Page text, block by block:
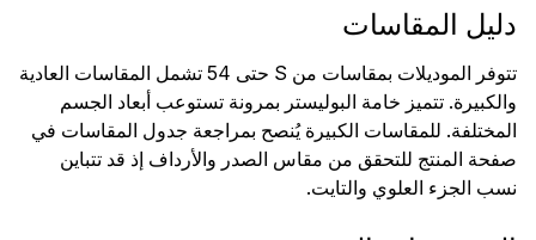
دليل المقاسات
تتوفر الموديلات بمقاسات من S حتى 54 تشمل المقاسات العادية
والكبيرة. تتميز خامة البوليستر بمرونة تستوعب أبعاد الجسم
المختلفة. للمقاسات الكبيرة يُنصح بمراجعة جدول المقاسات في
صفحة المنتج للتحقق من مقاس الصدر والأرداف إذ قد تتباين
نسب الجزء العلوي والتايت.